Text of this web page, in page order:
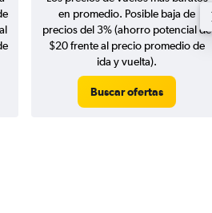
en promedio. Posible baja de
precios del 3% (ahorro potencial de
$20 frente al precio promedio de
ida y vuelta).
Buscar ofertas